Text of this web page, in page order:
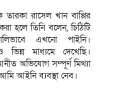
রাসেল খান বাপ্পির
হলে তিনি বলেন, চিঠিটি
এখনো পাইনি।
ভিন্ন মাধ্যমে দেখেছি।
অভিযোগ সম্পূর্ণ মিথ্যা
আইনি ব্যবস্থা নেব।